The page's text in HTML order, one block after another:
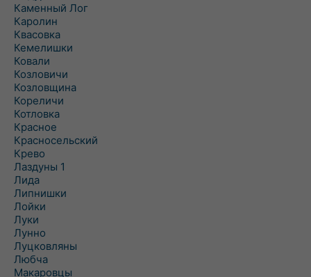
Каменный Лог
Каролин
Квасовка
Кемелишки
Ковали
Козловичи
Козловщина
Кореличи
Котловка
Красное
Красносельский
Крево
Лаздуны 1
Лида
Липнишки
Лойки
Луки
Лунно
Луцковляны
Любча
Макаровцы